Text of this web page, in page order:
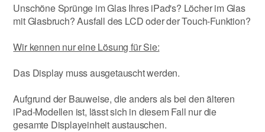
Unschöne Sprünge im Glas Ihres iPad's? Löcher im Glas
mit Glasbruch? Ausfall des LCD oder der Touch-Funktion?
Wir kennen nur eine Lösung für Sie:
Das Display muss ausgetauscht werden.
Aufgrund der Bauweise, die anders als bei den älteren
iPad-Modellen ist, lässt sich in diesem Fall nur die
gesamte Displayeinheit austauschen.